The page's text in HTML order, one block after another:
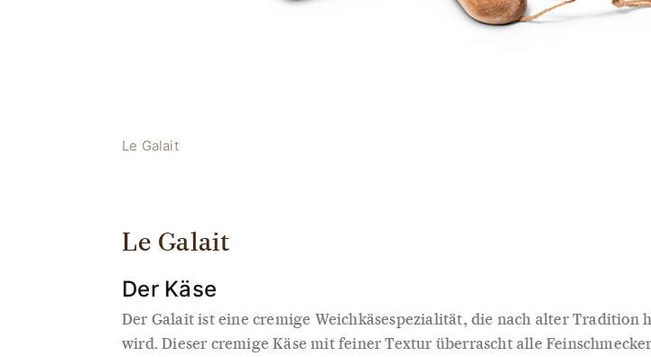
Le Galait
Le Galait
Der Käse
Der Galait ist eine cremige Weichkäsespezialität, die nach alter
wird. Dieser cremige Käse mit feiner Textur überrascht alle